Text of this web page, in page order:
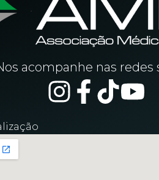
acompanhe nas redes